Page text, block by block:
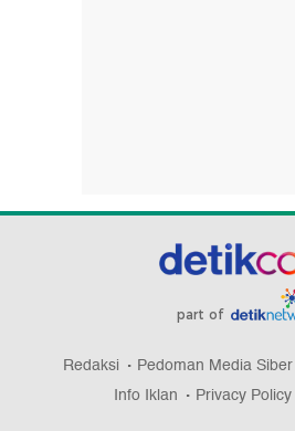
part of
Redaksi Pedoman Media Siber
Info Iklan
Privacy Policy